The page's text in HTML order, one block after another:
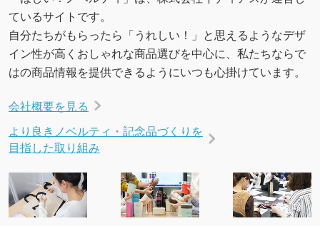
ているサイトです。
自分たちがもらったら「うれしい！」と思えるようなデザ
イン性が高くおしゃれな商品選びを中心に、私たちならで
はの商品情報を提供できるようにいつも心掛けています。
会社概要を見る
より良きノベルティ・記念品づくりを
目指した取り組み